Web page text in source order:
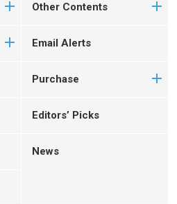
Other Contents
Email Alerts
Purchase
Editors’ Picks
News